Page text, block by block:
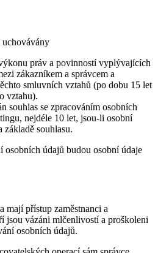
uchovávány
práv a povinností vyplývajících
zákazníkem a správcem a
smluvních vztahů (po dobu 15 let
vztahu).
souhlas se zpracováním osobních
nejdéle 10 let, jsou-li osobní
základě souhlasu.
údajů budou osobní údaje
mají přístup zaměstnanci a
jsou vázáni mlčenlivostí a proškoleni
osobních údajů.